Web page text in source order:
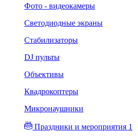
Фото - видеокамеры
Светодиодные экраны
Стабилизаторы
DJ пульты
Объективы
Квадрокоптеры
Микронаушники
Праздники и мероприятия 1